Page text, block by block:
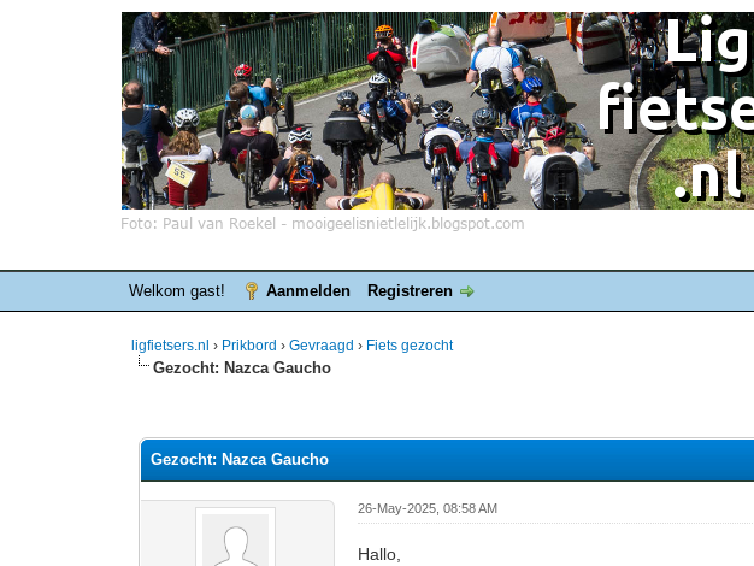
Welkom gast! Aanmelden Registreren
ligfietsers.nl › Prikbord ›Gevraagd › Fiets gezocht
Gezocht: Nazca Gaucho
Gezocht: Nazca Gaucho
26-May-2025, 08:58 AM
Hallo,